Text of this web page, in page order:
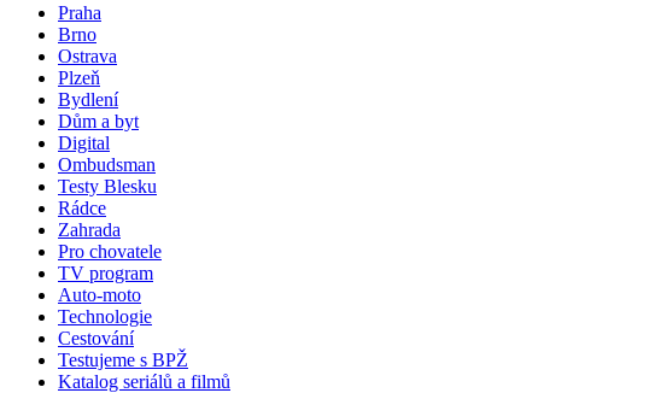
Praha
Brno
Ostrava
Plzeň
Bydlení
Dům a byt
Digital
Ombudsman
Testy Blesku
Rádce
Zahrada
Pro chovatele
TV program
Auto-moto
Technologie
Cestování
Testujeme s BPŽ
Katalog seriálů a filmů